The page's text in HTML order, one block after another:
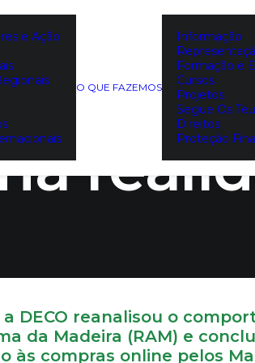
e Ação
O QUE FAZEMOS
Informação
Formação e
Cursos
Projetos
Segue Os
Direitos
Proteção
a DECO reanalisou o
da Madeira (RAM) e
às compras online pelos